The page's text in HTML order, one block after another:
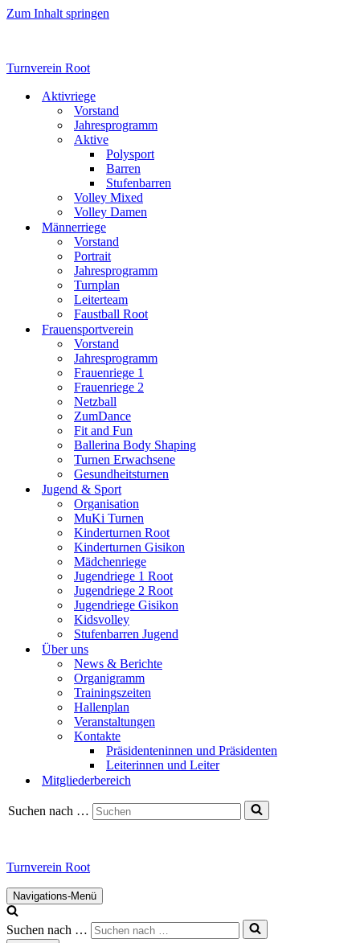
Zum Inhalt springen
Turnverein Root
Aktivriege
Vorstand
Jahresprogramm
Aktive
Polysport
Barren
Stufenbarren
Volley Mixed
Volley Damen
Männerriege
Vorstand
Portrait
Jahresprogramm
Turnplan
Leiterteam
Faustball Root
Frauensportverein
Vorstand
Jahresprogramm
Frauenriege 1
Frauenriege 2
Netzball
ZumDance
Fit and Fun
Ballerina Body Shaping
Turnen Erwachsene
Gesundheitsturnen
Jugend & Sport
Organisation
MuKi Turnen
Kinderturnen Root
Kinderturnen Gisikon
Mädchenriege
Jugendriege 1 Root
Jugendriege 2 Root
Jugendriege Gisikon
Kidsvolley
Stufenbarren Jugend
Über uns
News & Berichte
Organigramm
Trainingszeiten
Hallenplan
Veranstaltungen
Kontakte
Präsidenteninnen und Präsidenten
Leiterinnen und Leiter
Mitgliederbereich
Suchen nach …
Turnverein Root
Navigations-Menü
Suchen nach …